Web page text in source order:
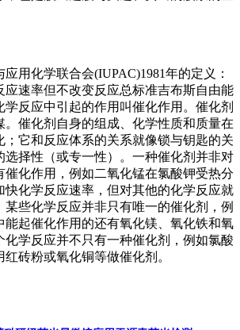
用化学联合会(IUPAC)1981年的定义：
应速率但不改变反应总标准吉布斯自由能
学反应中引起的作用叫催化作用。催化剂
。催化剂自身的组成、化学性质和质量在
；它和反应体系的关系就像锁与钥匙的关
选择性（或专一性）。一种催化剂并非对
催化作用，例如二氧化锰在氯酸钾受热分
快化学反应速率，但对其他的化学反应就
某些化学反应并非只有唯一的催化剂，例
能起催化作用的还有氧化镁、氧化铁和氧
化学反应并不只有一种催化剂，例如氯酸
砖粉或氧化铜等做催化剂。